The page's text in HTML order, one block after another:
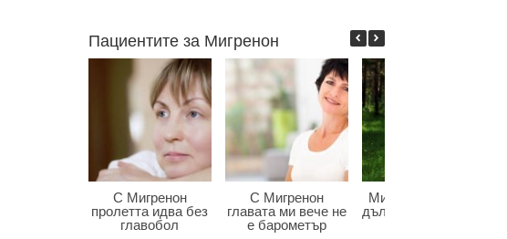
Пациентите за Мигренон
С Мигренон
пролетта идва без
главобол
С Мигренон
главата ми вече не
е барометър
Мигренон победи
дългогодишната ми